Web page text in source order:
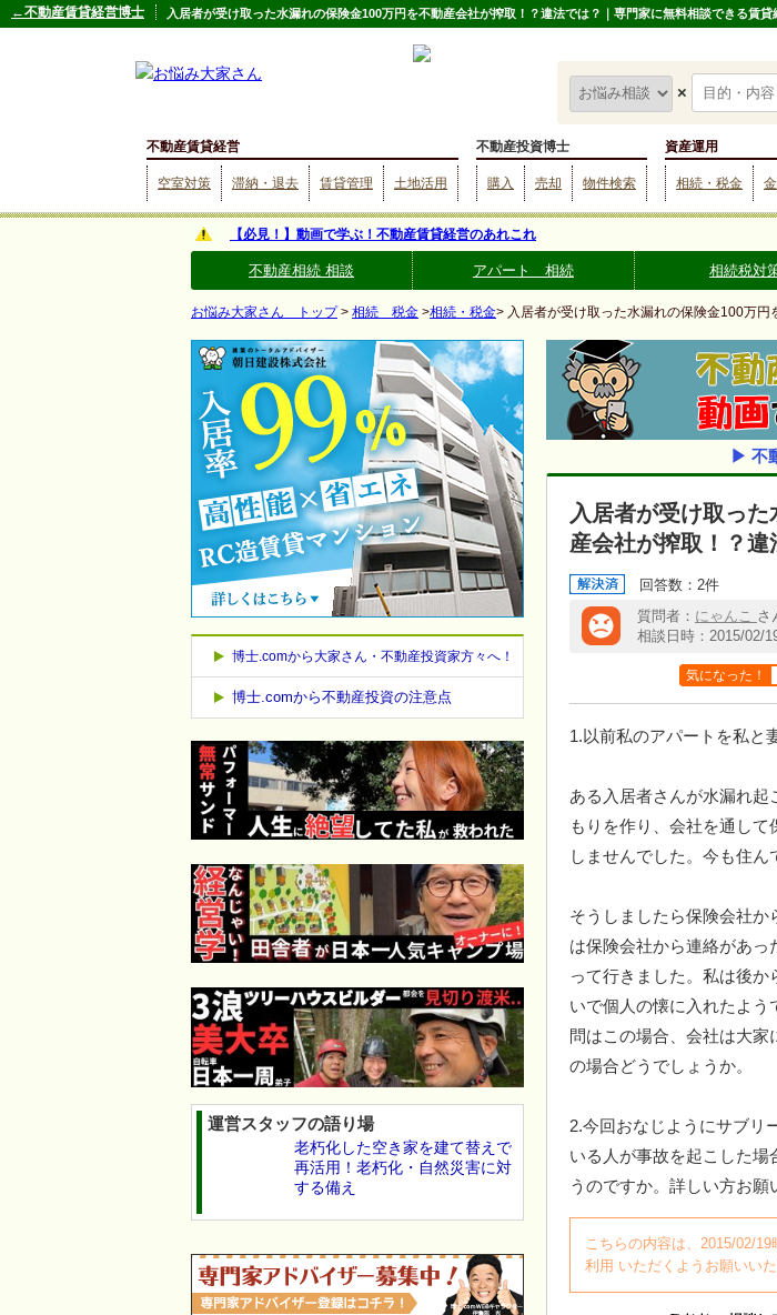
入居者が受け取った水漏れの保険金100万円を不動産会社が搾取！？違法では？｜専門家に無料相談できる賃
×
不動産賃貸経営
空室対策 滞納・退去 賃貸管理 土地活用
不動産投資博士
購入 売却 物件検索
資産運用
相続・税金
←不動産賃貸経営博士
【必見！】動画で学ぶ！不動産賃貸経営のあれこれ
不動産相続 相談 アパート 相続 相続税対
お悩み大家さん トップ> 相続 税金 >相続・税金> 入居者が受け取った水漏れの保険金100万円
▶ 不
入居者が受け取っ
産会社が搾取！？違
回答数：2件
質問者： にゃんこ さ
相談日時：2015/02/
気になった！
1.以前私のアパートを私と
ある入居者さんが水漏れ
もりを作り、会社を通し
しませんでした。今も住ん
そうしましたら保険会社
は保険会社から連絡があ
って行きました。私は後
いで個人の懐に入れたよ
問はこの場合、会社は大
の場合どうでしょうか。
2.今回おなじようにサブリ
いる人が事故を起こした
うのですか。詳しい方お願
こちらの内容は、2015/02/
利用 いただくようお願いいた
博士.comから大家さん・不動産投資家方々へ！
博士.comから不動産投資の注意点
運営スタッフの語り場
老朽化した空き家を建て替えで
再活用！老朽化・自然災害に対
する備え